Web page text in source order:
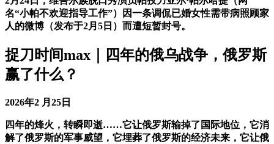
名“小帕不欢迎指导工作”）因一条调侃已婚女性需带病照顾家
人的微博（发布于2月5日）而遭短暂封号。
捉刀时间max｜四年的俄乌战争，俄罗斯
赢了什么？
2026年2 月25日
四年的烽火，转瞬即逝……它让俄罗斯输掉了国际地位，它消
解了俄罗斯的军事威望，它埋葬了俄罗斯的经济未来，它让俄